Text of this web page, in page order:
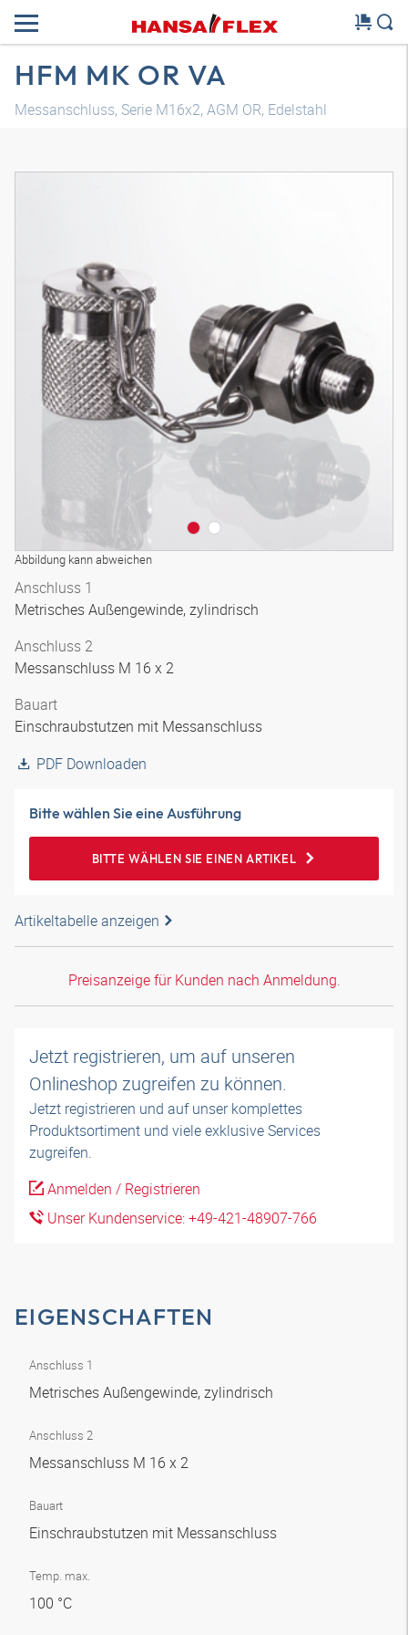
HFM MK OR VA
Messanschluss, Serie M16x2, AGM OR, Edelstahl
Abbildung kann abweichen
Anschluss 1
Metrisches Außengewinde, zylindrisch
Anschluss 2
Messanschluss M 16 x 2
Bauart
Einschraubstutzen mit Messanschluss
PDF Downloaden
Bitte wählen Sie eine Ausführung
BITTE WÄHLEN SIE EINEN ARTIKEL
Artikeltabelle anzeigen
Preisanzeige für Kunden nach Anmeldung.
Jetzt registrieren, um auf unseren
Onlineshop zugreifen zu können.
Jetzt registrieren und auf unser komplettes
Produktsortiment und viele exklusive Services
zugreifen.
Anmelden / Registrieren
Unser Kundenservice: +49-421-48907-766
EIGENSCHAFTEN
Anschluss 1
Metrisches Außengewinde, zylindrisch
Anschluss 2
Messanschluss M 16 x 2
Bauart
Einschraubstutzen mit Messanschluss
Temp. max.
100 °C